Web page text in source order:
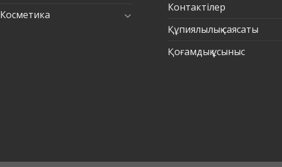
Косметика
Контактілер
Құпиялылық саясаты
Қоғамдық ұсыныс